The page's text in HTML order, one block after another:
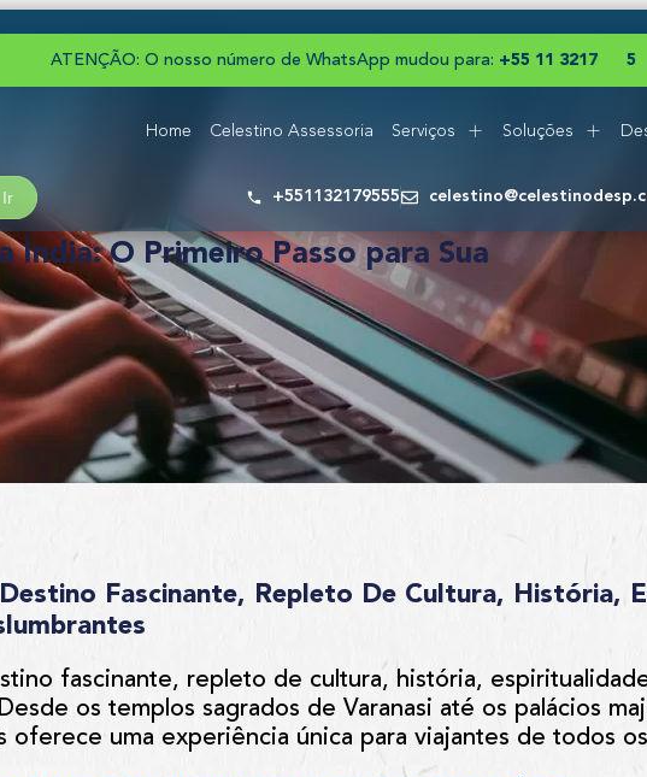
ATENÇÃO: O nosso número de WhatsApp mudou para: +55 1 1 321 7 55
Home Celestino Assessoria Serviços Soluções
+551132179555
O Primeiro Passo para Sua
Fascinante, Repleto De Cultura, História,
fascinante, repleto de cultura, história,
os templos sagrados de Varanasi até os palácios
oferece uma experiência única para viajantes de todos